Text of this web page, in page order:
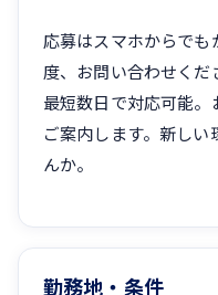
応募はスマホからで
度、お問い合わせく
最短数日で対応可能。
ご案内します。新し
んか。
勤務地・条件